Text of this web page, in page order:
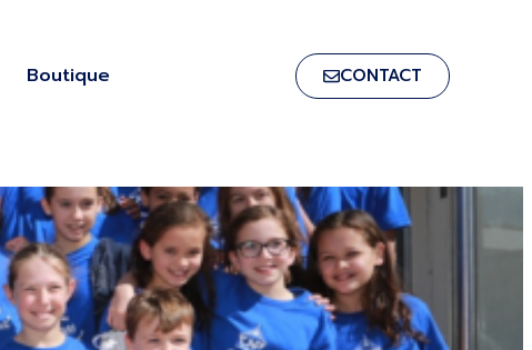
Boutique
CONTACT